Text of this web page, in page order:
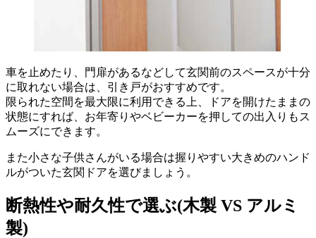
車を止めたり、門扉があるなどして玄関前のスペースが十分
に取れない場合は、引き戸がおすすめです。
限られた空間を最大限に利用できる上、ドアを開けたままの
状態にすれば、お年寄りやベビーカーを押しての出入りもス
ムーズにできます。
また小さな子供さんがいる場合は握りやすい大きめのハンド
ルがついた玄関ドアを選びましょう。
断熱性や耐久性で選ぶ(木製 VS アルミ
製)